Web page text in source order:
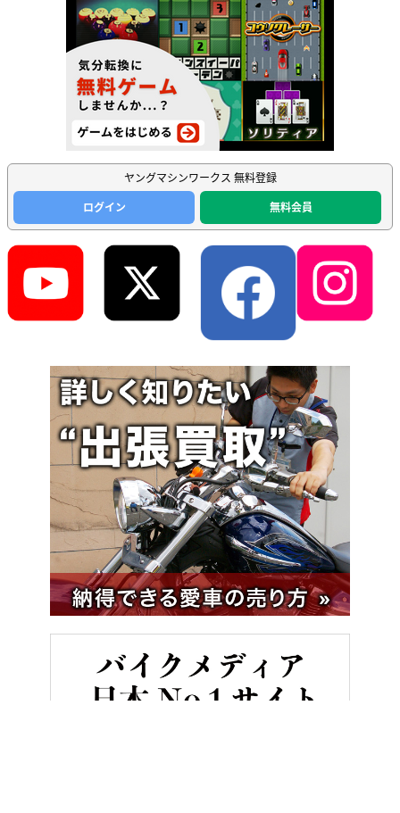
ヤングマシンワークス 無料登録
ログイン
無料会員